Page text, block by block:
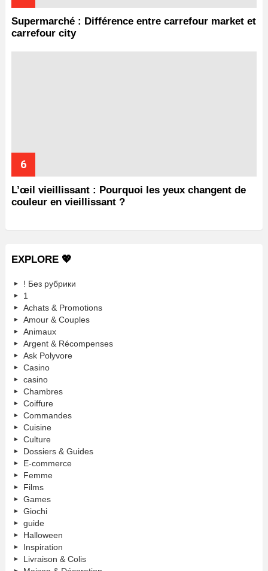
Supermarché : Différence entre carrefour market et
carrefour city
L’œil vieillissant : Pourquoi les yeux changent de
couleur en vieillissant ?
EXPLORE 💖
! Без рубрики
1
Achats & Promotions
Amour & Couples
Animaux
Argent & Récompenses
Ask Polyvore
Casino
casino
Chambres
Coiffure
Commandes
Cuisine
Culture
Dossiers & Guides
E-commerce
Femme
Films
Games
Giochi
guide
Halloween
Inspiration
Livraison & Colis